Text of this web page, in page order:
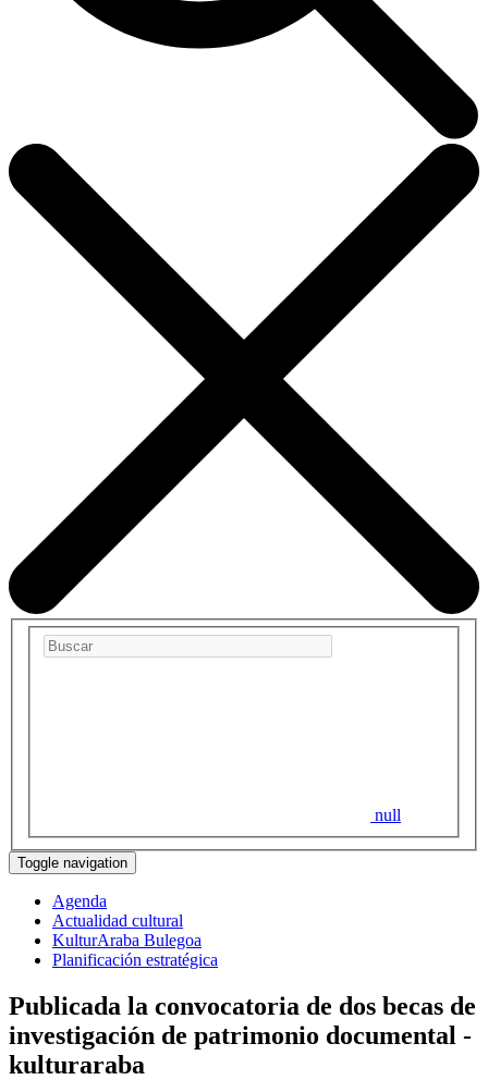
null
Toggle navigation
Agenda
Actualidad cultural
KulturAraba Bulegoa
Planificación estratégica
Publicada la convocatoria de dos becas de
investigación de patrimonio documental -
kulturaraba